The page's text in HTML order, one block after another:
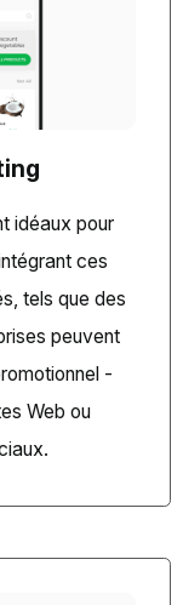
idéaux pour
ces
tels que des
peuvent
-
Web ou